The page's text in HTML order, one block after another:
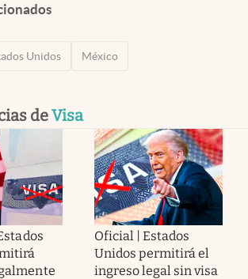
Unidos México
deVisa
Oficial | Estados
Unidos permitirá el
ingreso legal sin visa